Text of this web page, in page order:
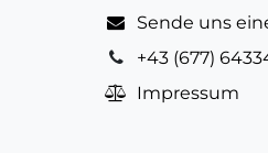
Sende uns
+43 (677)
Impressum